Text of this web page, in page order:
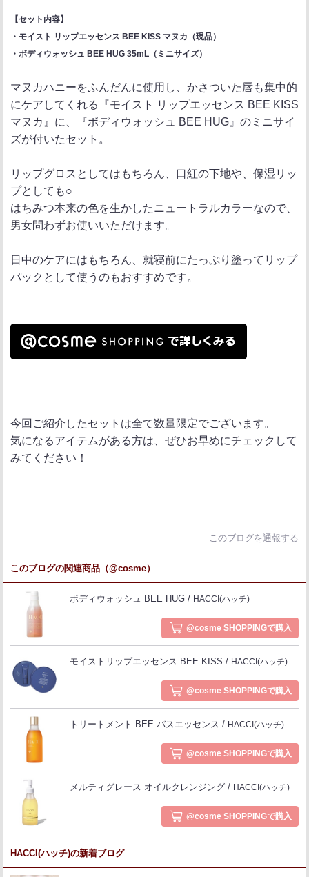
【セット内容】
・モイスト リップエッセンス BEE KISS マヌカ（現品）
・ボディウォッシュ BEE HUG 35mL（ミニサイズ）
マヌカハニーをふんだんに使用し、かさついた唇も集中的
にケアしてくれる『モイスト リップエッセンス BEE KISS
マヌカ』に、『ボディウォッシュ BEE HUG』のミニサイ
ズが付いたセット。
リップグロスとしてはもちろん、口紅の下地や、保湿リッ
プとしても○
はちみつ本来の色を生かしたニュートラルカラーなので、
男女問わずお使いいただけます。
日中のケアにはもちろん、就寝前にたっぷり塗ってリップ
パックとして使うのもおすすめです。
今回ご紹介したセットは全て数量限定でございます。
気になるアイテムがある方は、ぜひお早めにチェックして
みてください！
このブログを通報する
このブログの関連商品（@cosme）
ボディウォッシュ BEE HUG HACCI(ハッチ)
@cosme SHOPPINGで購入
モイストリップエッセンス BEE KISS HACCI(ハッチ)
@cosme SHOPPINGで購入
トリートメント BEE バスエッセンス HACCI(ハッチ)
@cosme SHOPPINGで購入
メルティグレース オイルクレンジング HACCI(ハッチ)
@cosme SHOPPINGで購入
HACCI(ハッチ)の新着ブログ